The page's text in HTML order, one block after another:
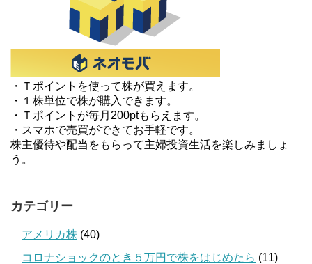
・Ｔポイントを使って株が買えます。
・１株単位で株が購入できます。
・Ｔポイントが毎月200ptもらえます。
・スマホで売買ができてお手軽です。
株主優待や配当をもらって主婦投資生活を楽しみましょ
う。
カテゴリー
アメリカ株 (40)
コロナショックのとき５万円で株をはじめたら (11)